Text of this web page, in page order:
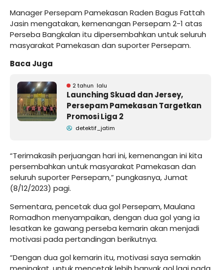
Manager Persepam Pamekasan Raden Bagus Fattah
Jasin mengatakan, kemenangan Persepam 2-1 atas
Perseba Bangkalan itu dipersembahkan untuk seluruh
masyarakat Pamekasan dan suporter Persepam.
Baca Juga
2 tahun lalu
Launching Skuad dan Jersey,
Persepam Pamekasan Targetkan
Promosi Liga 2
detektif_jatim
“Terimakasih perjuangan hari ini, kemenangan ini kita
persembahkan untuk masyarakat Pamekasan dan
seluruh suporter Persepam,” pungkasnya, Jumat
(8/12/2023) pagi.
Sementara, pencetak dua gol Persepam, Maulana
Romadhon menyampaikan, dengan dua gol yang ia
lesatkan ke gawang perseba kemarin akan menjadi
motivasi pada pertandingan berikutnya.
“Dengan dua gol kemarin itu, motivasi saya semakin